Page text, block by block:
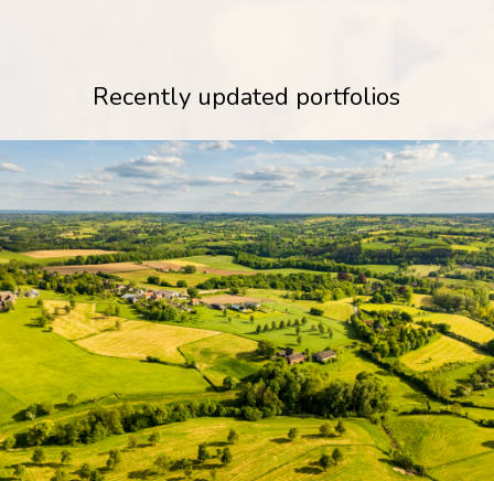
Recently updated portfolios